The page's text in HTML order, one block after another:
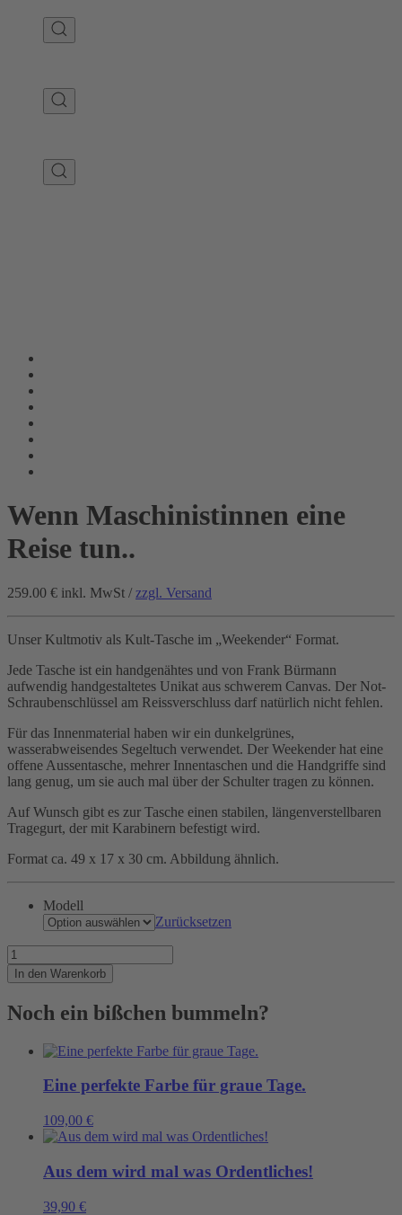
Wenn Maschinistinnen eine
Reise tun..
259.00 € inkl. MwSt / zzgl. Versand
Unser Kultmotiv als Kult-Tasche im „Weekender“ Format.
Jede Tasche ist ein handgenähtes und von Frank Bürmann
aufwendig handgestaltetes Unikat aus schwerem Canvas. Der Not-
Schraubenschlüssel am Reissverschluss darf natürlich nicht fehlen.
Für das Innenmaterial haben wir ein dunkelgrünes,
wasserabweisendes Segeltuch verwendet. Der Weekender hat eine
offene Aussentasche, mehrer Innentaschen und die Handgriffe sind
lang genug, um sie auch mal über der Schulter tragen zu können.
Auf Wunsch gibt es zur Tasche einen stabilen, längenverstellbaren
Tragegurt, der mit Karabinern befestigt wird.
Format ca. 49 x 17 x 30 cm. Abbildung ähnlich.
Modell
Zurücksetzen
Wenn
Maschinistinnen
eine
tun..
In den Warenkorb
Noch ein bißchen bummeln?
Eine perfekte Farbe für graue Tage.
109,00 €
Aus dem wird mal was Ordentliches!
39,90 €